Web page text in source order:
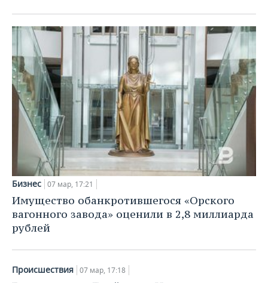
Бизнес 07 мар, 17:21
Имущество обанкротившегося «Орского
вагонного завода» оценили в 2,8 миллиарда
рублей
Происшествия 07 мар, 17:18